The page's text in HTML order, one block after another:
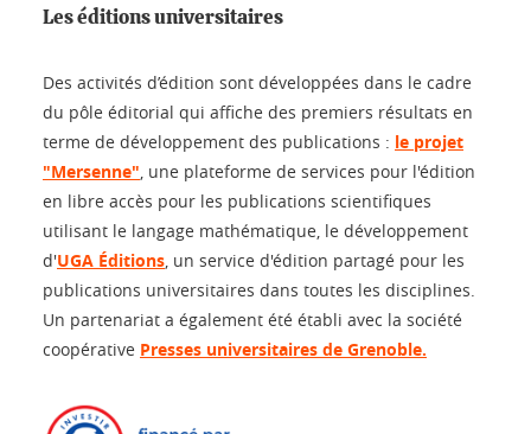
Les éditions universitaires
Des activités d’édition sont développées dans le cadre
du pôle éditorial qui affiche des premiers résultats en
terme de développement des publications : le projet
"Mersenne", une plateforme de services pour l'édition
en libre accès pour les publications scientifiques
utilisant le langage mathématique, le développement
d'UGA Éditions, un service d'édition partagé pour les
publications universitaires dans toutes les disciplines.
Un partenariat a également été établi avec la société
coopérative Presses universitaires de Grenoble.